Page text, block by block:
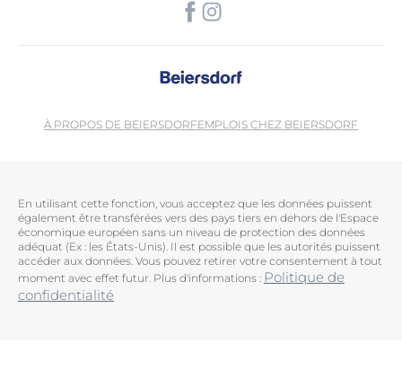
À PROPOS DE BEIERSDORFEMPLOIS CHEZ BEIERSDORF
En utilisant cette fonction, vous acceptez que les données puissent
également être transférées vers des pays tiers en dehors de l'Espace
économique européen sans un niveau de protection des données
adéquat (Ex : les États-Unis). Il est possible que les autorités puissent
accéder aux données. Vous pouvez retirer votre consentement à tout
moment avec effet futur. Plus d'informations : Politique de
confidentialité